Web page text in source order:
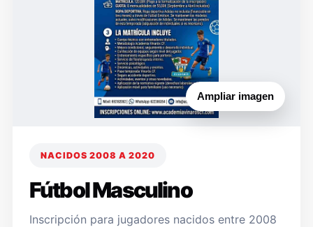
Ampliar imagen
NACIDOS 2008 A 2020
Fútbol Masculino
Inscripción para jugadores nacidos entre 2008